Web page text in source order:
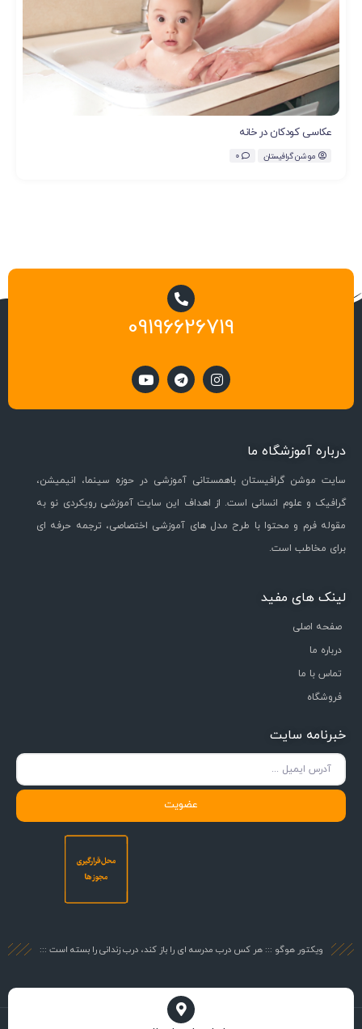
عکاسی کودکان در خانه
موشن گرافیستان 0
09196626719
درباره آموزشگاه ما
سایت موشن گرافیستان باهمستانی آموزشی در حوزه سینما، انیمیشن،
گرافیک و علوم انسانی است. از اهداف این سایت آموزشی رویکردی نو به
مقوله فرم و محتوا با طرح مدل های آموزشی اختصاصی، ترجمه حرفه ای
برای مخاطب است.
لینک های مفید
صفحه اصلی
درباره ما
تماس با ما
فروشگاه
خبرنامه سایت
عضویت
ویکتور هوگو ::: هر کس درب مدرسه ای را باز کند، درب زندانی را بسته است :::